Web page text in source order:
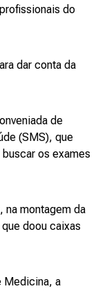
do
dar conta da
de
(SMS), que
os exames
na montagem da
doou caixas
Medicina, a